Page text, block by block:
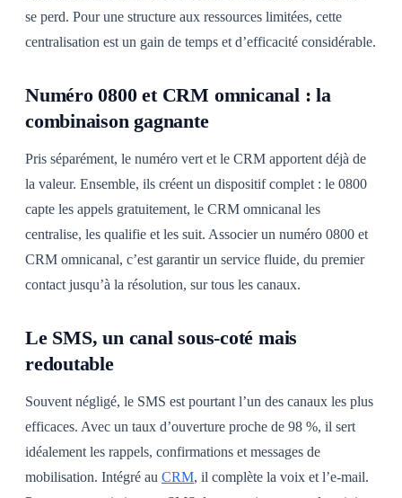
se perd. Pour une structure aux ressources limitées, cette
centralisation est un gain de temps et d’efficacité considérable.
Numéro 0800 et CRM omnicanal : la
combinaison gagnante
Pris séparément, le numéro vert et le CRM apportent déjà de
la valeur. Ensemble, ils créent un dispositif complet : le 0800
capte les appels gratuitement, le CRM omnicanal les
centralise, les qualifie et les suit. Associer un numéro 0800 et
CRM omnicanal, c’est garantir un service fluide, du premier
contact jusqu’à la résolution, sur tous les canaux.
Le SMS, un canal sous-coté mais
redoutable
Souvent négligé, le SMS est pourtant l’un des canaux les plus
efficaces. Avec un taux d’ouverture proche de 98 %, il sert
idéalement les rappels, confirmations et messages de
mobilisation. Intégré au CRM, il complète la voix et l’e-mail.